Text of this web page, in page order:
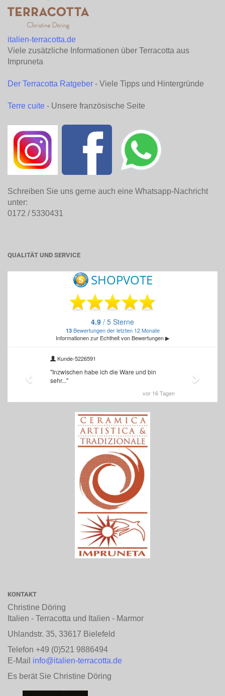
italien-terracotta.de
Viele zusätzliche Informationen über Terracotta aus
Impruneta
Der Terracotta Ratgeber - Viele Tipps und Hintergründe
Terre cuite - Unsere französische Seite
Schreiben Sie uns gerne auch eine Whatsapp-Nachricht
unter:
0172 / 5330431
QUALITÄT UND SERVICE
KONTAKT
Christine Döring
Italien - Terracotta und Italien - Marmor
Uhlandstr. 35, 33617 Bielefeld
Telefon +49 (0)521 9886494
E-Mail info@italien-terracotta.de
Es berät Sie Christine Döring